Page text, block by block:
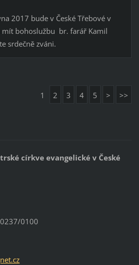
2017 bude v České Třebové v
mít bohoslužbu br. farář Kamil
srdečně zváni.
1 2 3 4 5 > >>
církve evangelické v České
0100
z